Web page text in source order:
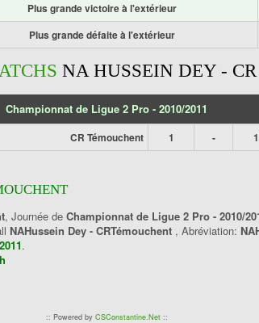
Plus grande victoire à l'extérieur
Plus grande défaite à l'extérieur
NA HUSSEIN DEY -
Championnat de Ligue 2 Pro - 2010/2011
CR Témouchent 1 - 1
, Journée de Championnat de Ligue 2 Pro - 2010/
NAHussein Dey - CRTémouchent , Abréviation:
.
:: Powered by CSConstantine.Net::